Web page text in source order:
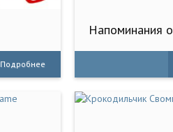
Подробнее
Напоминания о